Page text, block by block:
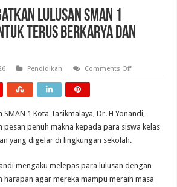
Lulusan SMAN 1
Terus Berkarya dan
Pendidikan Comments Offon
1
Tasikmalaya
untuk
Bermanfaat
SMAN 1 Kota Tasikmalaya, Dr. H Yonandi,
pesan penuh makna kepada para siswa kelas
yang digelar di lingkungan sekolah.
mengaku melepas para lulusan dengan
harapan agar mereka mampu meraih masa